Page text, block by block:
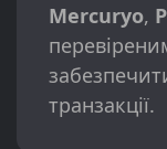
Mercuryo,
транзакції.